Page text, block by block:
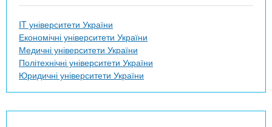
IT університети України
Економічні університети України
Медичні університети України
Політехнічні університети України
Юридичні університети України